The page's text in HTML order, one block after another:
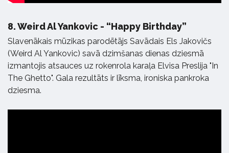
8.Weird Al Yankovic - “Happy Birthday”
Slavenākais mūzikas parodētājs Savādais Els Jakovičs
(Weird Al Yankovic) savā dzimšanas dienas dziesmā
izmantojis atsauces uz rokenrola karaļa Elvisa Preslija "In
The Ghetto". Gala rezultāts ir līksma, ironiska pankroka
dziesma.